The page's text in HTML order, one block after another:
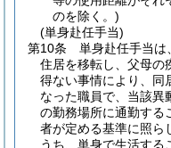
のを除く。)
(単身赴任手当)
第10条
単身赴任手当は
住居を移転し、父母の
得ない事情により、同
なった職員で、当該異
の勤務場所に通勤する
者が定める基準に照ら
うち、単身で生活する